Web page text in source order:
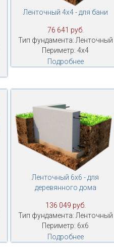
Ленточный 4х4 - для бани
76 641 руб.
Тип фундамента: Ленточный
Периметр: 4х4
Подробнее
Ленточный 6х6 - для
деревянного дома
136 049 руб.
Тип фундамента: Ленточный
Периметр: 6х6
Подробнее